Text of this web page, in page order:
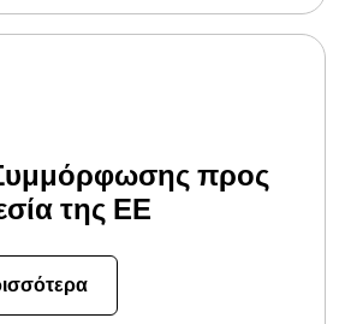
προς
της ΕΕ